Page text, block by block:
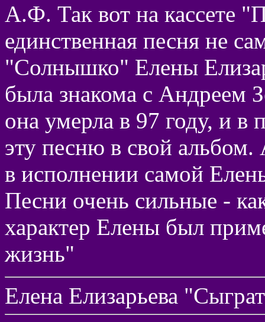
А.Ф. Так вот на кассете
единственная песня не
"Солнышко" Елены
была знакома с Андреем
она умерла в 97 году, и
эту песню в свой
в исполнении самой
Песни очень сильные -
характер Елены был
жизнь"
Елена Елизарьева